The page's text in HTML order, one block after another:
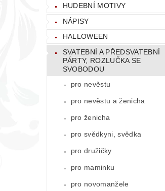
HUDEBNÍ MOTIVY
NÁPISY
HALLOWEEN
SVATEBNÍ A PŘEDSVATEBNÍ
PÁRTY, ROZLUČKA SE
SVOBODOU
pro nevěstu
pro nevěstu a ženicha
pro ženicha
pro svědkyni, svědka
pro družičky
pro maminku
pro novomanžele